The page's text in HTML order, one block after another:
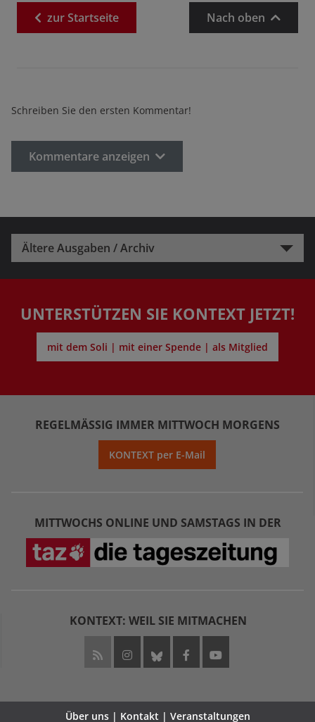
zurStartseite Nach oben
Schreiben Sie den ersten Kommentar!
Kommentare anzeigen
Ältere Ausgaben / Archiv
UNTERSTÜTZEN SIE KONTEXT JETZT!
mit dem Soli | mit einer Spende | als Mitglied
REGELMÄSSIG IMMER MITTWOCH MORGENS
KONTEXT per E-Mail
MITTWOCHS ONLINE UND SAMSTAGS IN DER
KONTEXT: WEIL SIE MITMACHEN
Über uns | Kontakt | Veranstaltungen